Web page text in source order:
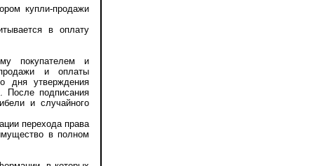
купли-продажи
в оплату
покупателем и
и оплаты
дня утверждения
После подписания
и случайного
перехода права
в полном